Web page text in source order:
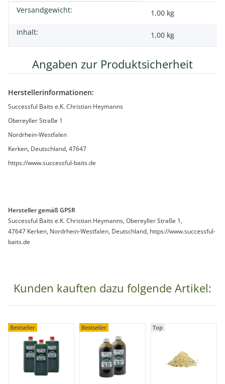
Produkteigenschaft
Wert
Versandgewicht:
1,00 kg
Inhalt:
1,00 kg
Angaben zur Produktsicherheit
Herstellerinformationen:
Successful Baits e.K. Christian Heymanns
Obereyller Straße 1
Nordrhein-Westfalen
Kerken, Deutschland, 47647
https://www.successful-baits.de
Hersteller gemäß GPSR
Successful Baits e.K. Christian Heymanns, Obereyller Straße 1,
47647 Kerken, Nordrhein-Westfalen, Deutschland, https://www.successful-
baits.de
Kunden kauften dazu folgende Artikel:
Bestseller Bestseller Top